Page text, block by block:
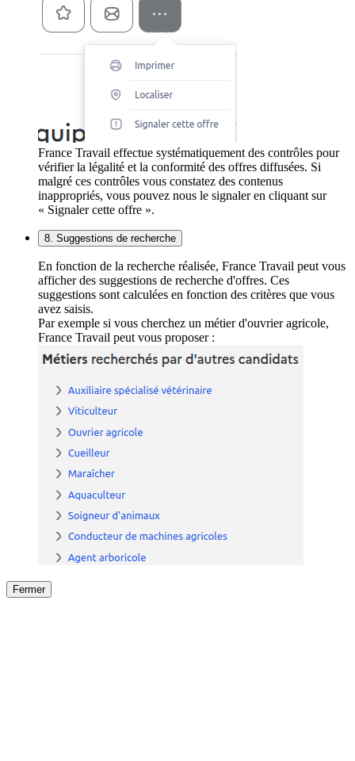
France Travail effectue systématiquement des contrôles pour
vérifier la légalité et la conformité des offres diffusées. Si
malgré ces contrôles vous constatez des contenus
inappropriés, vous pouvez nous le signaler en cliquant sur
« Signaler cette offre ».
8. Suggestions de recherche
En fonction de la recherche réalisée, France Travail peut vous
afficher des suggestions de recherche d'offres. Ces
suggestions sont calculées en fonction des critères que vous
avez saisis.
Par exemple si vous cherchez un métier d'ouvrier agricole,
France Travail peut vous proposer :
Fermer